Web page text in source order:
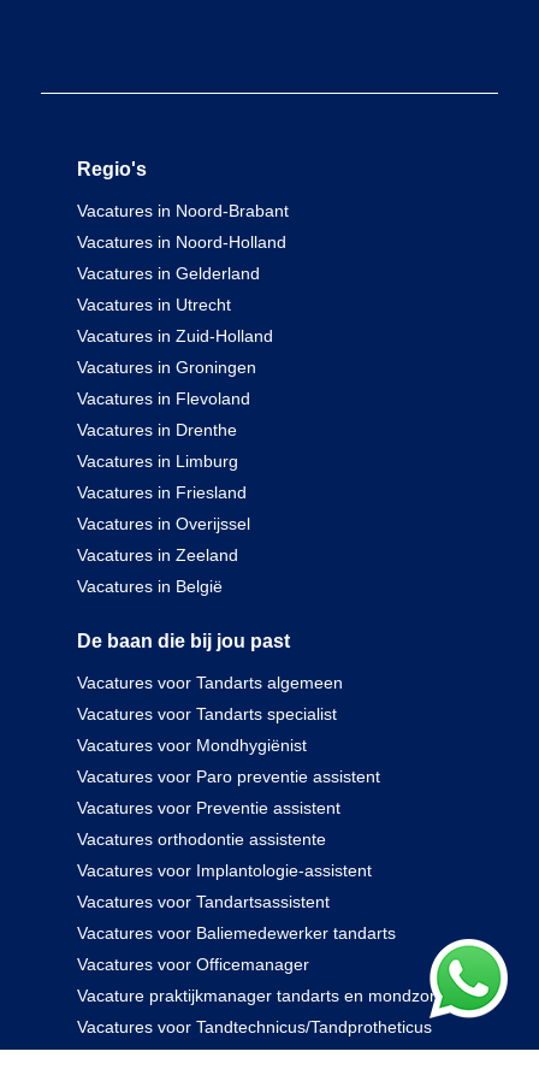
Regio's
Vacatures in Noord-Brabant
Vacatures in Noord-Holland
Vacatures in Gelderland
Vacatures in Utrecht
Vacatures in Zuid-Holland
Vacatures in Groningen
Vacatures in Flevoland
Vacatures in Drenthe
Vacatures in Limburg
Vacatures in Friesland
Vacatures in Overijssel
Vacatures in Zeeland
Vacatures in België
De baan die bij jou past
Vacatures voor Tandarts algemeen
Vacatures voor Tandarts specialist
Vacatures voor Mondhygiënist
Vacatures voor Paro preventie assistent
Vacatures voor Preventie assistent
Vacatures orthodontie assistente
Vacatures voor Implantologie-assistent
Vacatures voor Tandartsassistent
Vacatures voor Baliemedewerker tandarts
Vacatures voor Officemanager
Vacature praktijkmanager tandarts en mondzorg
Vacatures voor Tandtechnicus/Tandprotheticus